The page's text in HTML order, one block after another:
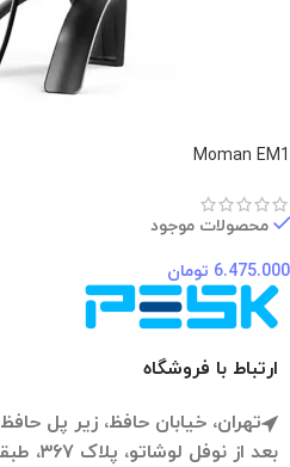
Moman EM1
محصولات موجود
6.475.000 تومان
ارتباط با فروشگاه
تهران، خیابان حافظ، زیر پل حافظ
بعد از نوفل لوشاتو، پلاک ۳۶۷، طبقه 4، واحد 8